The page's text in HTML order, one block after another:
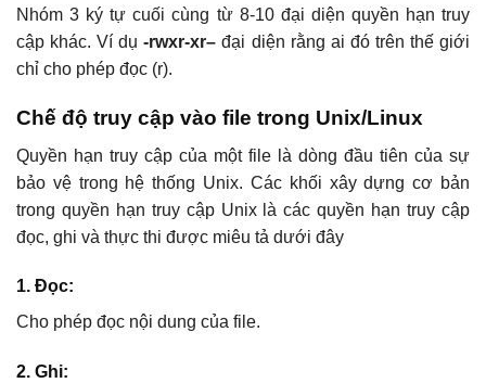
Nhóm 3 ký tự cuối cùng từ 8-10 đại diện quyền hạn truy
cập khác. Ví dụ-rwxr-xr– đại diện rằng ai đó trên thế giới
chỉ cho phép đọc (r).
Chế độ truy cập vào file trong Unix/Linux
Quyền hạn truy cập của một file là dòng đầu tiên của sự
bảo vệ trong hệ thống Unix. Các khối xây dựng cơ bản
trong quyền hạn truy cập Unix là các quyền hạn truy cập
đọc, ghi và thực thi được miêu tả dưới đây
1. Đọc:
Cho phép đọc nội dung của file.
2. Ghi: